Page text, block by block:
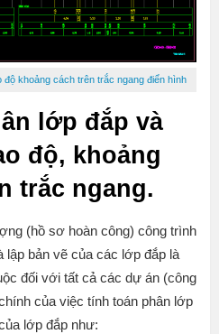
độ khoảng cách trên trắc ngang điển hình
lớp đắp và
độ, khoảng
trắc ngang.
(hồ sơ hoàn công) công trình
lập bản vẽ của các lớp đắp là
đối với tất cả các dự án (công
của việc tính toán phân lớp
lớp đắp như: